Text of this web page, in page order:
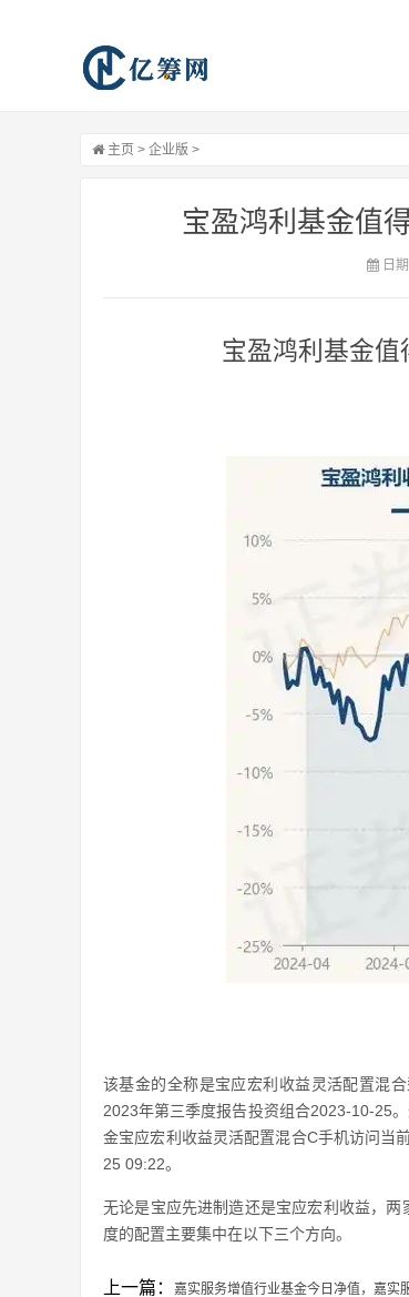
主页 > 企业版 >
宝盈鸿利基金值
日期
宝盈鸿利基金
该基金的全称是宝应宏利收益灵活配置混
2023年第三季度报告投资组合2023-10-25
金宝应宏利收益灵活配置混合C手机访问当
25 09:22。
无论是宝应先进制造还是宝应宏利收益，
度的配置主要集中在以下三个方向。
上一篇： 嘉实服务增值行业基金今日净值，嘉实